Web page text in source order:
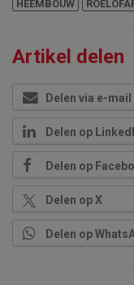
HEEMBOUW
Artikel delen
Delen via e-mail
Delen op
Delen op
Delen op X
Delen op